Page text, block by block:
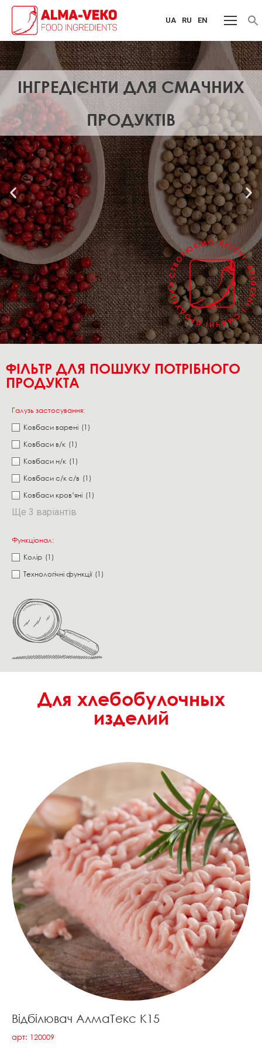
UA RU EN
ІНГРЕДІЄНТИ ДЛЯ СМАЧНИХ
ПРОДУКТІВ
ФІЛЬТР ДЛЯ ПОШУКУ ПОТРІБНОГО
ПРОДУКТА
Галузь застосування:
Ковбаси варені (1)
Ковбаси в/к (1)
Ковбаси н/к (1)
Ковбаси с/к с/в (1)
Ковбаси кров’яні (1)
Ще 3 варіантів
Функціонал:
Колір (1)
Технологічні функції (1)
Для хлебобулочных
изделий
Відбілювач АлмаТекс К15
арт: 120009